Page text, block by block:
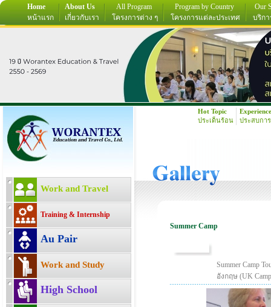
Home
หน้าแรก
About Us
เกี่ยวกับเรา
All Program
โครงการต่าง ๆ
Program by Country
โครงการแต่ละประเทศ
Our
บริกา
Work and Travel
Training & Internship
Au Pair
Work and Study
High School
Hot Topic
ประเด็นร้อน
Experience
ประสบกา
Summer Camp
Summer Camp
อังกฤษ (UK